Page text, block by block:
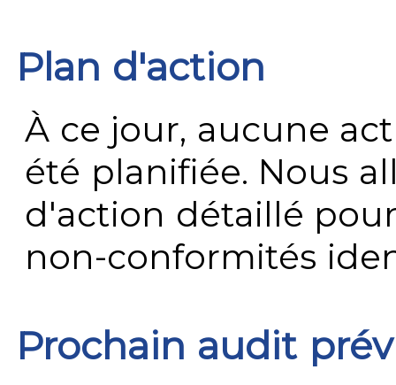
Plan d'action
À ce jour, aucune
été planifiée. Nous
d'action détaillé
non-conformités
Prochain audit